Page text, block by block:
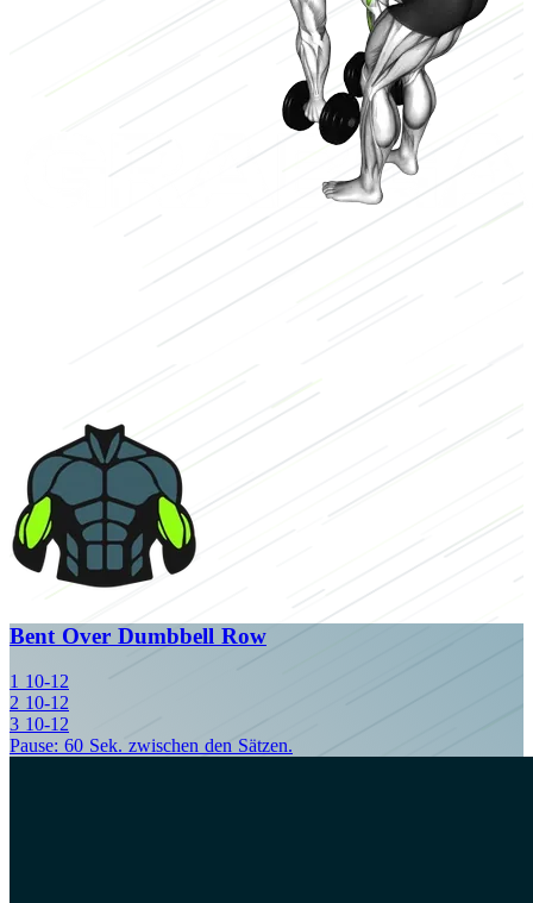
Bent Over Dumbbell Row
1 10-12
2 10-12
3 10-12
Pause: 60 Sek. zwischen den Sätzen.